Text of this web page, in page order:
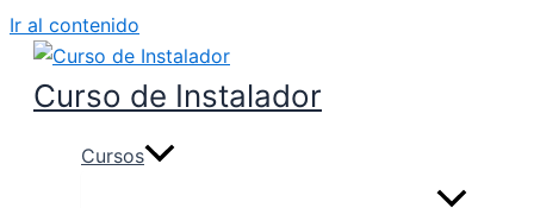
Ir al contenido
Curso de Instalador
Cursos